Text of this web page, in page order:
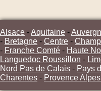
Alsace -Aquitaine -
- Bretagne - Centre -
- Franche Comté - Haute
Languedoc Roussillon -
Nord Pas de Calais - Pays
Charentes - Provence